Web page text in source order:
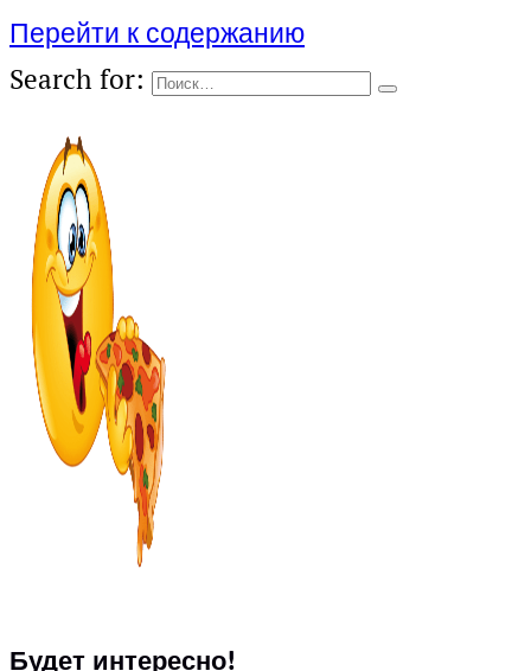
Перейти к содержанию
Search for:
Будет интересно!